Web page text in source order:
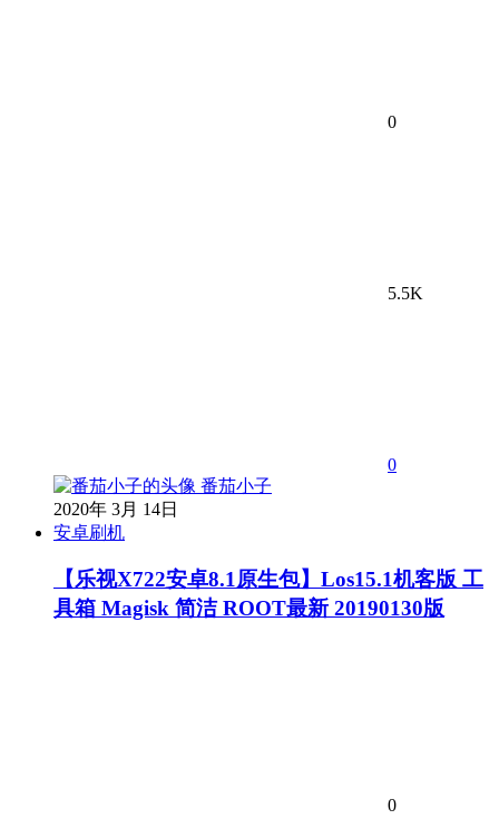
0
5.5K
0
番茄小子
2020年 3月 14日
安卓刷机
【乐视X722安卓8.1原生包】Los15.1机客版 工
具箱 Magisk 简洁 ROOT最新 20190130版
0